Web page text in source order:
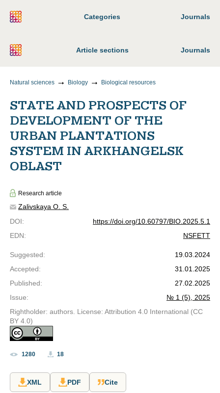
Categories Journals
Article sections Journals
Natural sciences Biology Biological resources
STATE AND PROSPECTS OF
DEVELOPMENT OF THE
URBAN PLANTATIONS
SYSTEM IN ARKHANGELSK
OBLAST
Research article
Zalivskaya O. S.
DOI:
https://doi.org/10.60797/BIO.2025.5.1
EDN: NSFETT
Suggested:
19.03.2024
Accepted:
31.01.2025
Published:
27.02.2025
Issue:
№ 1 (5), 2025
Rightholder: authors. License: Attribution 4.0 International (CC
BY 4.0)
1280 18
XML PDF Cite